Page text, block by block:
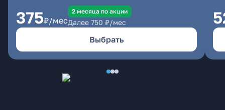
375₽/мес
2 месяцa по акции
Далее 750 ₽/мес
Выбрать